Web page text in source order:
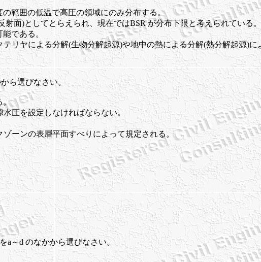
の範囲の低温で高圧の領域にのみ分布する。
面)としてとらえられ、現在ではBSR が分布下限と考えられている。
である。
リヤによる分解(生物分解起源)や地中の熱による分解(熱分解起源)に
ら選びなさい。
。
圧を設定しなければならない。
ーンの表層平面すべりによって規定される。
a～d のなかから選びなさい。